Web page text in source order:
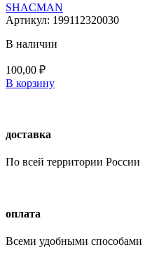
SHACMAN
Артикул: 199112320030
В наличии
100,00 ₽
В корзину
доставка
По всей территории России
оплата
Всеми удобными способами